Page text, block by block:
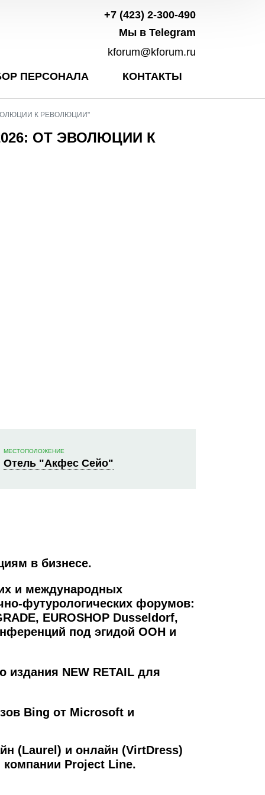
+7 (423) 2-300-490
Мы в Telegram
kforum@kforum.ru
ПЕРСОНАЛА КОНТАКТЫ
К РЕВОЛЮЦИИ"
ОТ ЭВОЛЮЦИИ К
МЕСТОПОЛОЖЕНИЕ
Отель "Акфес Сейо"
в бизнесе.
и международных
футурологических форумов:
EUROSHOP Dusseldorf,
под эгидой ООН и
издания NEW RETAIL для
Bing от Microsoft и
(Laurel) и онлайн (VirtDress)
компании Project Line.